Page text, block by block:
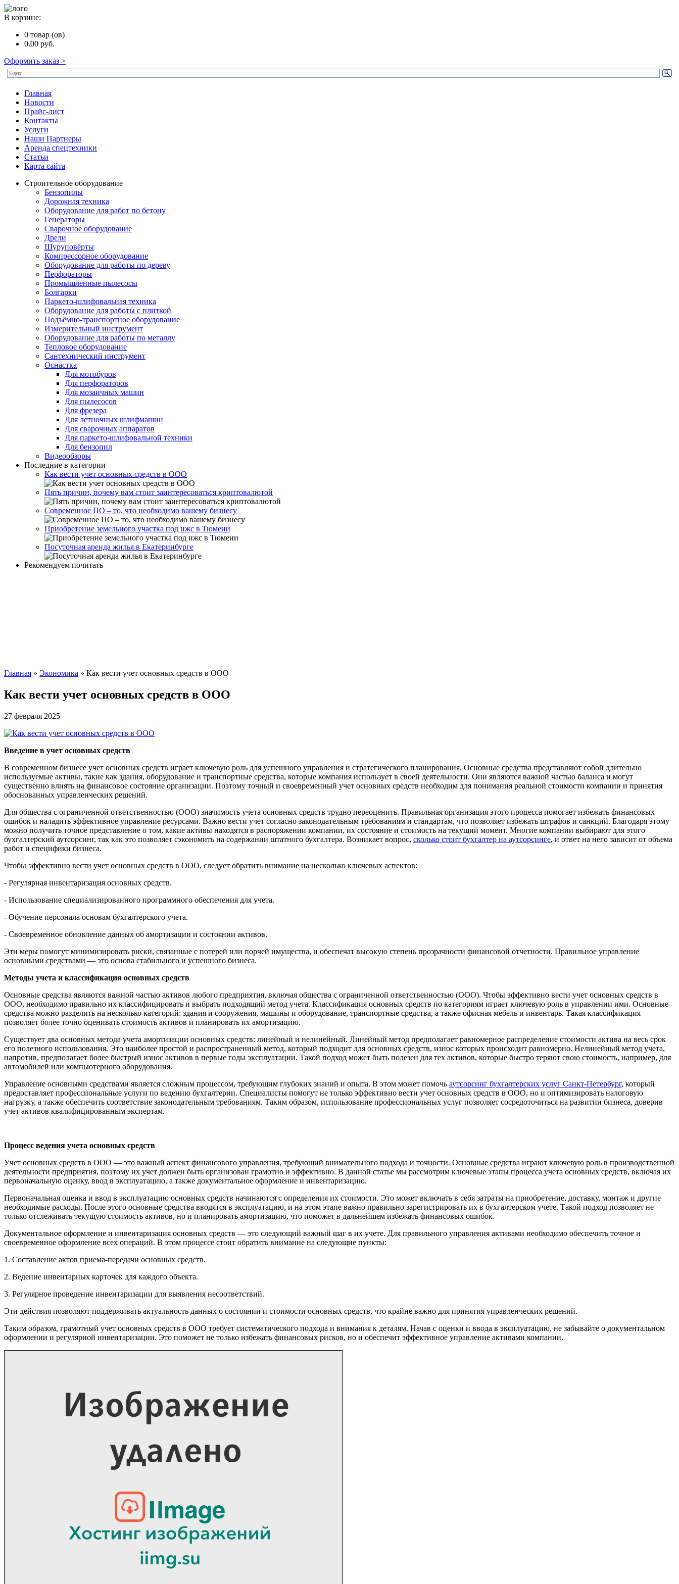
В корзине:
0 товар (ов)
0.00 руб.
Оформить заказ >
Главная
Новости
Прайс-лист
Контакты
Услуги
Наши Партнеры
Аренда спецтехники
Статьи
Карта сайта
Строительное оборудование
Бензопилы
Дорожная техника
Оборудование для работ по бетону
Генераторы
Сварочное оборудование
Дрели
Шуруповёрты
Компрессорное оборудование
Оборудование для работы по дереву
Перфораторы
Промышленные пылесосы
Болгарки
Паркето-шлифовальная техника
Оборудование для работы с плиткой
Подъёмно-транспортное оборудование
Измерительный инструмент
Оборудование для работы по металлу
Тепловое оборудование
Сантехнический инструмент
Оснастка
Для мотобуров
Для перфораторов
Для мозаичных машин
Для пылесосов
Для фрезера
Для летночных шлифмашин
Для сварочных аппаратов
Для паркето-шлифовальной техники
Для бензопил
Видеообзоры
Последние в категории
Как вести учет основных средств в ООО
Пять причин, почему вам стоит заинтересоваться криптовалютой
Современное ПО – то, что необходимо вашему бизнесу
Приобретение земельного участка под ижс в Тюмени
Посуточная аренда жилья в Екатеринбурге
Рекомендуем почитать
Главная » Экономика » Как вести учет основных средств в ООО
Как вести учет основных средств в ООО
27 февраля 2025
Введение в учет основных средств
В современном бизнесе учет основных средств играет ключевую роль для успешного управления и стратегического планирования. Основные средства представляют собой длительно
используемые активы, такие как здания, оборудование и транспортные средства, которые компания использует в своей деятельности. Они являются важной частью баланса и могут
существенно влиять на финансовое состояние организации. Поэтому точный и своевременный учет основных средств необходим для понимания реальной стоимости компании и принятия
обоснованных управленческих решений.
Для общества с ограниченной ответственностью (ООО) значимость учета основных средств трудно переоценить. Правильная организация этого процесса помогает избежать финансовых
ошибок и наладить эффективное управление ресурсами. Важно вести учет согласно законодательным требованиям и стандартам, что позволяет избежать штрафов и санкций. Благодаря этому
можно получить точное представление о том, какие активы находятся в распоряжении компании, их состояние и стоимость на текущий момент. Многие компании выбирают для этого
бухгалтерский аутсорсинг, так как это позволяет сэкономить на содержании штатного бухгалтера. Возникает вопрос, сколько стоит бухгалтер на аутсорсинге, и ответ на него зависит от объема
работ и специфики бизнеса.
Чтобы эффективно вести учет основных средств в ООО, следует обратить внимание на несколько ключевых аспектов:
- Регулярная инвентаризация основных средств.
- Использование специализированного программного обеспечения для учета.
- Обучение персонала основам бухгалтерского учета.
- Своевременное обновление данных об амортизации и состоянии активов.
Эти меры помогут минимизировать риски, связанные с потерей или порчей имущества, и обеспечат высокую степень прозрачности финансовой отчетности. Правильное управление
основными средствами — это основа стабильного и успешного бизнеса.
Методы учета и классификация основных средств
Основные средства являются важной частью активов любого предприятия, включая общества с ограниченной ответственностью (ООО). Чтобы эффективно вести учет основных средств в
ООО, необходимо правильно их классифицировать и выбрать подходящий метод учета. Классификация основных средств по категориям играет ключевую роль в управлении ими. Основные
средства можно разделить на несколько категорий: здания и сооружения, машины и оборудование, транспортные средства, а также офисная мебель и инвентарь. Такая классификация
позволяет более точно оценивать стоимость активов и планировать их амортизацию.
Существует два основных метода учета амортизации основных средств: линейный и нелинейный. Линейный метод предполагает равномерное распределение стоимости актива на весь срок
его полезного использования. Это наиболее простой и распространенный метод, который подходит для основных средств, износ которых происходит равномерно. Нелинейный метод учета,
напротив, предполагает более быстрый износ активов в первые годы эксплуатации. Такой подход может быть полезен для тех активов, которые быстро теряют свою стоимость, например, для
автомобилей или компьютерного оборудования.
Управление основными средствами является сложным процессом, требующим глубоких знаний и опыта. В этом может помочь аутсорсинг бухгалтерских услуг Санкт-Петербург, который
предоставляет профессиональные услуги по ведению бухгалтерии. Специалисты помогут не только эффективно вести учет основных средств в ООО, но и оптимизировать налоговую
нагрузку, а также обеспечить соответствие законодательным требованиям. Таким образом, использование профессиональных услуг позволяет сосредоточиться на развитии бизнеса, доверив
учет активов квалифицированным экспертам.
Процесс ведения учета основных средств
Учет основных средств в ООО — это важный аспект финансового управления, требующий внимательного подхода и точности. Основные средства играют ключевую роль в производственной
деятельности предприятия, поэтому их учет должен быть организован грамотно и эффективно. В данной статье мы рассмотрим ключевые этапы процесса учета основных средств, включая их
первоначальную оценку, ввод в эксплуатацию, а также документальное оформление и инвентаризацию.
Первоначальная оценка и ввод в эксплуатацию основных средств начинаются с определения их стоимости. Это может включать в себя затраты на приобретение, доставку, монтаж и другие
необходимые расходы. После этого основные средства вводятся в эксплуатацию, и на этом этапе важно правильно зарегистрировать их в бухгалтерском учете. Такой подход позволяет не
только отслеживать текущую стоимость активов, но и планировать амортизацию, что поможет в дальнейшем избежать финансовых ошибок.
Документальное оформление и инвентаризация основных средств — это следующий важный шаг в их учете. Для правильного управления активами необходимо обеспечить точное и
своевременное оформление всех операций. В этом процессе стоит обратить внимание на следующие пункты:
1. Составление актов приема-передачи основных средств.
2. Ведение инвентарных карточек для каждого объекта.
3. Регулярное проведение инвентаризации для выявления несоответствий.
Эти действия позволяют поддерживать актуальность данных о состоянии и стоимости основных средств, что крайне важно для принятия управленческих решений.
Таким образом, грамотный учет основных средств в ООО требует систематического подхода и внимания к деталям. Начав с оценки и ввода в эксплуатацию, не забывайте о документальном
оформлении и регулярной инвентаризации. Это поможет не только избежать финансовых рисков, но и обеспечит эффективное управление активами компании.